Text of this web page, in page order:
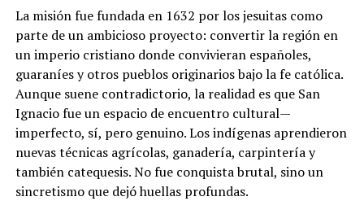
La misión fue fundada en 1632 por los jesuitas como
parte de un ambicioso proyecto: convertir la región en
un imperio cristiano donde convivieran españoles,
guaraníes y otros pueblos originarios bajo la fe católica.
Aunque suene contradictorio, la realidad es que San
Ignacio fue un espacio de encuentro cultural—
imperfecto, sí, pero genuino. Los indígenas aprendieron
nuevas técnicas agrícolas, ganadería, carpintería y
también catequesis. No fue conquista brutal, sino un
sincretismo que dejó huellas profundas.